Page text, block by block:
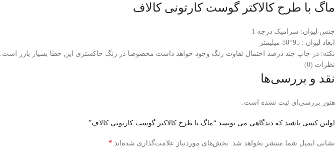
ماگ با طرح کالاکتر گوست کارتونی کالاف
جنس لیوان: سرامیک درجه 1
ابعاد لیوان : 95*80 میلیمتر
نکته: در چاپ چند درصد احتمال تفاوت رنگ وجود خواهد داشت مخصوصا در رنگ خاکستری این خطا بسیار بارز است.
نظرات (0)
نقد و بررسی‌ها
هنوز بررسی‌ای ثبت نشده است.
اولین کسی باشید که دیدگاهی می نویسد “ماگ با طرح کالاکتر گوست کارتونی کالاف”
نشانی ایمیل شما منتشر نخواهد شد. بخش‌های موردنیاز علامت‌گذاری شده‌اند *